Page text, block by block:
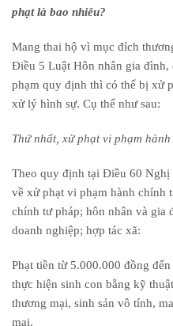
phạt là bao nhiêu?
Mang thai hộ vì mục đích
Điều 5 Luật Hôn nhân gia đình,
phạm quy định thì có thể bị xử
xử lý hình sự. Cụ thể như sau:
Thứ nhất, xử phạt vi phạm
Theo quy định tại Điều 60
về xử phạt vi phạm hành chính
chính tư pháp; hôn nhân và gia
doanh nghiệp; hợp tác xã:
Phạt tiền từ 5.000.000 đồng
thực hiện sinh con bằng kỹ
thương mại, sinh sản vô tính,
mại.